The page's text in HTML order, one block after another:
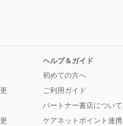
ヘルプ＆ガイド
初めての方へ
ご利用ガイド
パートナー書店について
ケアネットポイント連携